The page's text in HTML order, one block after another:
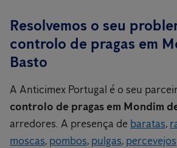
Resolvemos o seu
controlo de pragas em
Basto
A Anticimex Portugal é o seu
controlo de pragas em Mondim
arredores. A presença de baratas,
moscas, pombos, pulgas, percevejos